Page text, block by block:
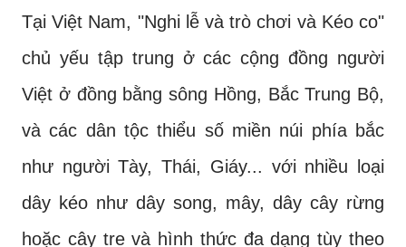
Tại Việt Nam, "Nghi lễ và trò chơi và Kéo co"
chủ yếu tập trung ở các cộng đồng người
Việt ở đồng bằng sông Hồng, Bắc Trung Bộ,
và các dân tộc thiểu số miền núi phía bắc
như người Tày, Thái, Giáy... với nhiều loại
dây kéo như dây song, mây, dây cây rừng
hoặc cây tre và hình thức đa dạng tùy theo